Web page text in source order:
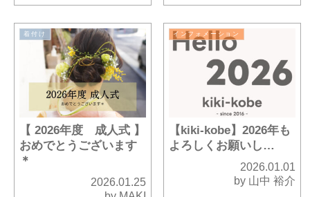
着付け
【 2026年度 成人式 】
おめでとうございます
＊
2026.01.25
インフォメーション
【kiki-kobe】2026年も
よろしくお願いし…
2026.01.01
by 山中 裕介